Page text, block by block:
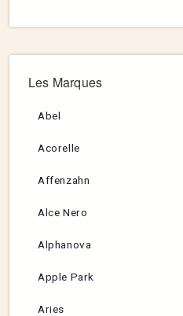
Les Marques
Abel
Acorelle
Affenzahn
Alce Nero
Alphanova
Apple Park
Aries